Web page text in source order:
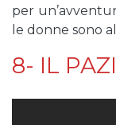
per
le donne sono
8- IL